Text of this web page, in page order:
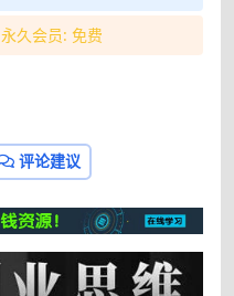
永久会员: 免费
评论建议